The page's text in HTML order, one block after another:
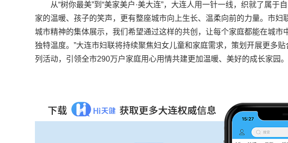
从“树你最美”到“美家美户·美大连”，大连人用一针一线，织就了属于
家的温暖、孩子的笑声，更有整座城市向上生长、温柔向前的力量。市妇
城市精神的集体展示，我们希望通过这样的共创，让每个家庭都能在城市
独特温度。”大连市妇联将持续聚焦妇女儿童和家庭需求，策划开展更多
列活动，引领全市290万户家庭用心用情共建更加温暖、美好的成长家园。